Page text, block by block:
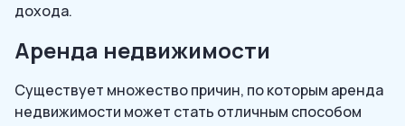
дохода.
Аренда недвижимости
Существует множество причин, по которым аренда
недвижимости может стать отличным способом